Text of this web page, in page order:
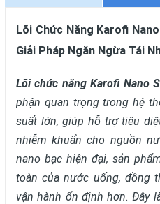
Lõi Chức Năng Karofi
Giải Pháp Ngăn Ngừa Tái
Lõi chức năng Karofi Nano
phận quan trọng trong hệ
suất lớn, giúp hỗ trợ tiêu
nhiễm khuẩn cho nguồn
nano bạc hiện đại, sản
toàn của nước uống, đồng
vận hành ổn định hơn. Đây